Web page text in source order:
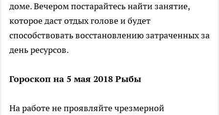
доме. Вечером постарайтесь найти занятие,
которое даст отдых голове и будет
способствовать восстановлению затраченных за
день ресурсов.
Гороскоп на 5 мая 2018 Рыбы
На работе не проявляйте чрезмерной